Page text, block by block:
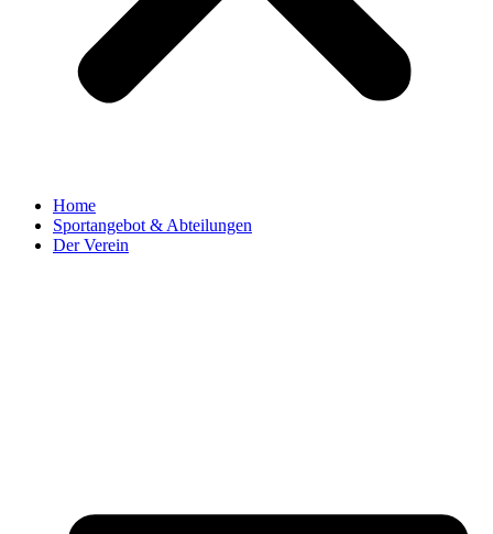
Home
Sportangebot & Abteilungen
Der Verein